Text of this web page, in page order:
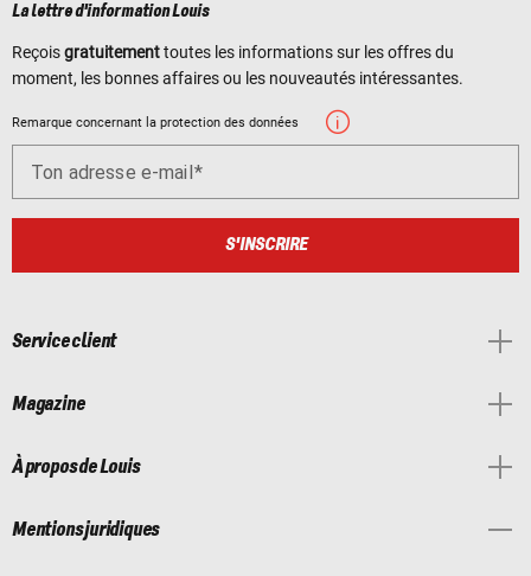
La lettre d'information Louis
Reçoisgratuitementtoutes les informations sur les offres du
moment, les bonnes affaires ou les nouveautés intéressantes.
Remarque concernant la protection des données
Ton adresse e-mail
S'INSCRIRE
Service client
Magazine
À propos de Louis
Mentions juridiques